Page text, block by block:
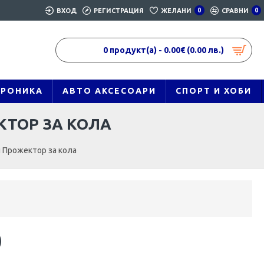
ВХОД РЕГИСТРАЦИЯ ЖЕЛАНИ 0 СРАВНИ 0
0 продукт(а) - 0.00€ (0.00 лв.)
АВТО АКСЕСОАРИ СПОРТ И ХОБИ
за кола
ЗА КОЛА